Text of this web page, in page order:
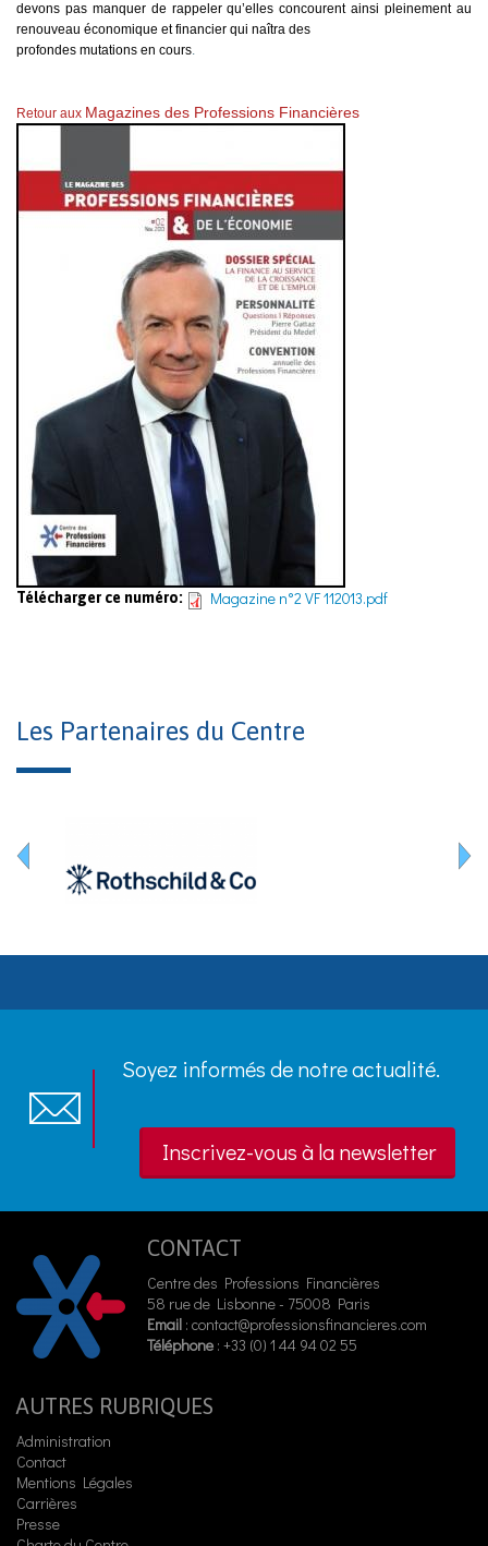
devons pas manquer de rappeler qu’elles concourent ainsi pleinement au
renouveau économique et financier qui naîtra des
profondes mutations en cours.
Retour aux Magazines des Professions Financières
Télécharger ce numéro: Magazine n°2 VF 112013.pdf
Les Partenaires du Centre
Soyez informés de notre actualité.
Inscrivez-vous à la newsletter
CONTACT
Centre des Professions Financières
58 rue de Lisbonne - 75008 Paris
Email : contact@professionsfinancieres.com
Téléphone : +33 (0) 1 44 94 02 55
AUTRES RUBRIQUES
Administration
Contact
Mentions Légales
Carrières
Presse